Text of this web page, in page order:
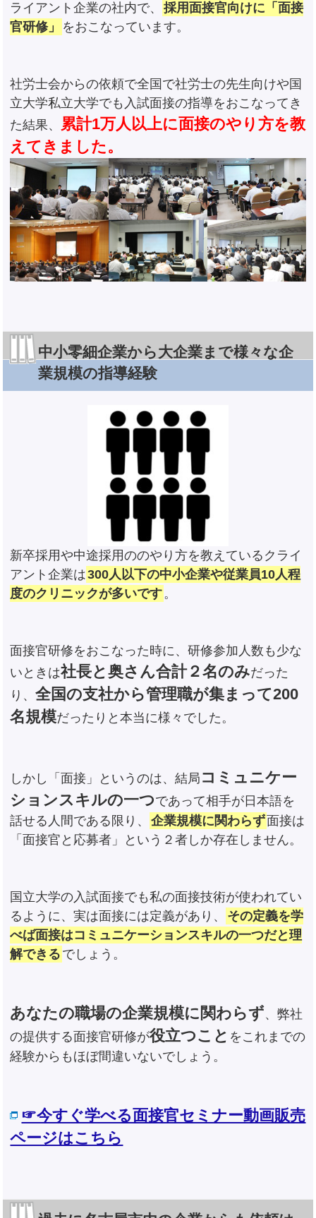
ライアント企業の社内で、 採用面接官向けに「面接
官研修」
をおこなっています。
社労士会からの依頼で全国で社労士の先生向けや国
立大学私立大学でも入試面接の指導をおこなってき
た結果、 累計1万人以上に面接のやり方を教
えてきました。
中小零細企業から大企業まで様々な企
業規模の指導経験
新卒採用や中途採用ののやり方を教えているクライ
アント企業は300人以下の中小企業や従業員10人程
度のクリニックが多いです 。
面接官研修をおこなった時に、研修参加人数も少な
いときは社長と奥さん合計２名のみだった
り、全国の支社から管理職が集まって200
名規模だったりと本当に様々でした。
しかし「面接」というのは、結局 コミュニケー
ションスキルの一つであって相手が日本語を
話せる人間である限り、 企業規模に関わらず面接は
「面接官と応募者」という２者しか存在しません。
国立大学の入試面接でも私の面接技術が使われてい
るように、実は面接には定義があり、
その定義を学
べば面接はコミュニケーションスキルの一つだと理
解できる でしょう。
あなたの職場の企業規模に関わらず、弊社
の提供する面接官研修が役立つこと をこれまでの
経験からもほぼ間違いないでしょう。
☞今すぐ学べる面接官セミナー動画販売
ページはこちら